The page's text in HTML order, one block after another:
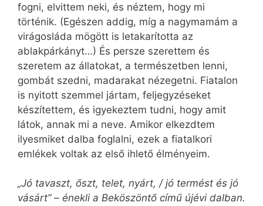
fogni, elvittem neki, és néztem, hogy mi
történik. (Egészen addig, míg a nagymamám a
virágosláda mögött is letakarította az
ablakpárkányt…) És persze szerettem és
szeretem az állatokat, a természetben lenni,
gombát szedni, madarakat nézegetni. Fiatalon
is nyitott szemmel jártam, feljegyzéseket
készítettem, és igyekeztem tudni, hogy amit
látok, annak mi a neve. Amikor elkezdtem
ilyesmiket dalba foglalni, ezek a fiatalkori
emlékek voltak az első ihlető élményeim.
„Jó tavaszt, őszt, telet, nyárt, / jó termést és jó
vásárt” – énekli a Beköszöntő című újévi dalban.